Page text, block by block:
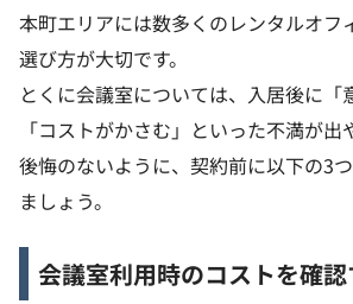
本町エリアには数多くのレンタルオフ
選び方が大切です。
とくに会議室については、入居後に「
「コストがかさむ」といった不満が出
後悔のないように、契約前に以下の3
ましょう。
会議室利用時のコストを確認